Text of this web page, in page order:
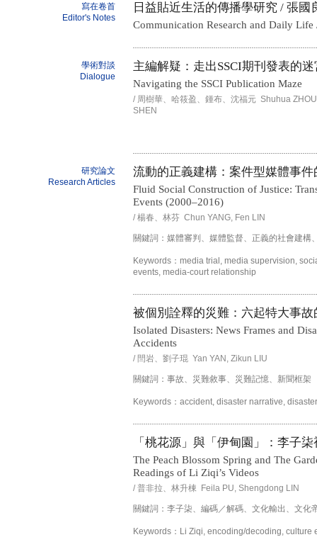
寫在卷首
Editor's Notes
日益貼近生活的傳播學研究 / 張國
Communication Research and Daily Life
學術對談
Dialogue
主編解疑：走出SSCI期刊發表的迷
Navigating the SSCI Publication Maze
/ 周樹華、哈筱盈、鍾布、沈福元 Shuhua
SHEN
研究論文
Research Articles
流動的正義建構：案件型媒體事件
Fluid Social Construction of Justice:
Events (2000–2016)
/ 楊春、林芬 Chun YANG, Fen LIN
關鍵詞：媒體審判、媒體監督、正義的社會建構
Keywords：media trial, media supervision,
events, media-court relationship
被個別詮釋的災難：六起特大事
Isolated Disasters: News Frames and
Accidents
/ 閆岩、劉子琨 Yan YAN, Zikun LIU
關鍵詞：事故、災難敘事、災難記憶、新聞框架
Keywords：accident, disaster narrative,
「桃花源」與「伊甸園」：李子
The Peach Blossom Spring and The
Readings of Li Ziqi’s Videos
/ 普非拉、林升棟 Feila PU, Shengdong LIN
關鍵詞：李子柒、編碼／解碼、文化輸出、文化
Keywords：Li Ziqi, encoding/decoding, culture